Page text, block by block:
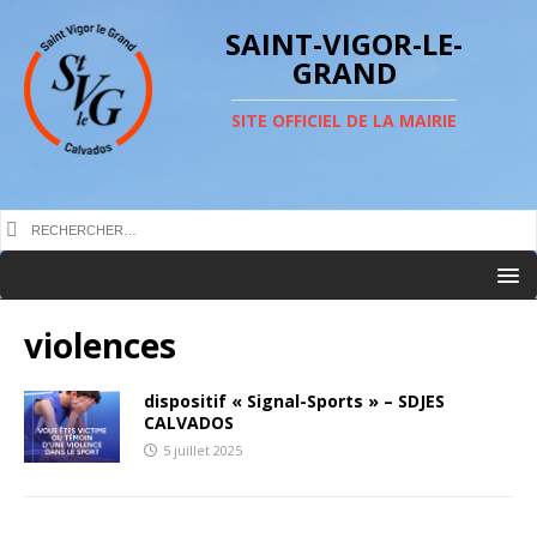
SAINT-VIGOR-LE-
GRAND
SITE OFFICIEL DE LA MAIRIE
violences
dispositif « Signal-Sports » – SDJES
CALVADOS
5 juillet 2025